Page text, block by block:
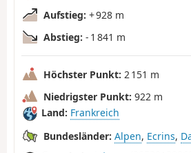
Aufstieg: + 928 m
Abstieg: - 1 841 m
Höchster Punkt: 2 151 m
Niedrigster Punkt: 922 m
Land: Frankreich
Bundesländer: Alpen, Ecrins,